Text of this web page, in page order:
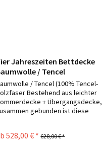
Jahreszeiten Bettdecke
/ Tencel
/ Tencel (100% Tencel-
Bestehend aus leichter
+ Übergangsdecke,
gebunden ist diese
incl. Bio Milbenstop
528,00 € * 628,00 € *